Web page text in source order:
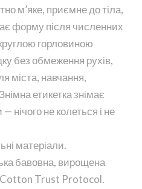
м’яке, приємне до тіла,
форму після численних
горловиною
без обмеження рухів,
міста, навчання,
етикетка знімає
нічого не колеться і не
матеріали.
бавовна, вирощена
Cotton Trust Protocol.